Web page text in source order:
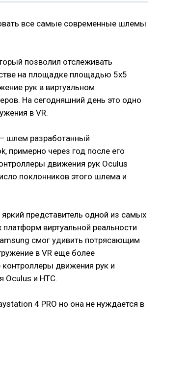
все самые современные шлемы
позволил отслеживать
на площадке площадью 5х5
рук в виртуальном
На сегодняшний день это одно
в VR.
шлем разработанный
примерно через год после его
движения рук Oculus
поклонников этого шлема и
представитель одной из самых
виртуальной реальности
смог удивить потрясающим
в VR еще более
движения рук и
Oculus и HTC.
4 PRO но она не нуждается в